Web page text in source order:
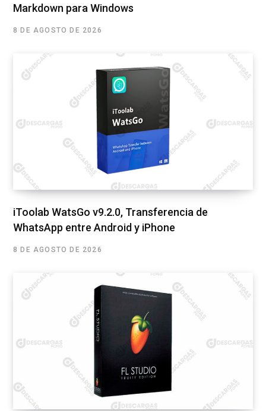
Markdown para Windows
8 DE AGOSTO DE 2026
iToolab WatsGo v9.2.0, Transferencia de
WhatsApp entre Android y iPhone
8 DE AGOSTO DE 2026